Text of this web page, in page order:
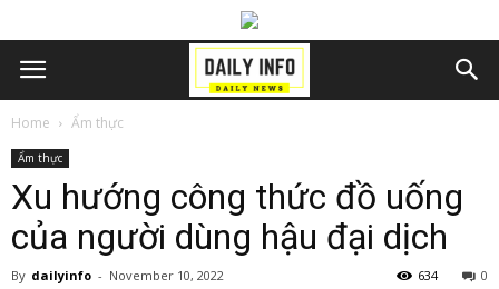
Home Ẩm thực
Ẩm thực
Xu hướng công thức đồ uống
của người dùng hậu đại dịch
By dailyinfo - November 10, 2022 0
634